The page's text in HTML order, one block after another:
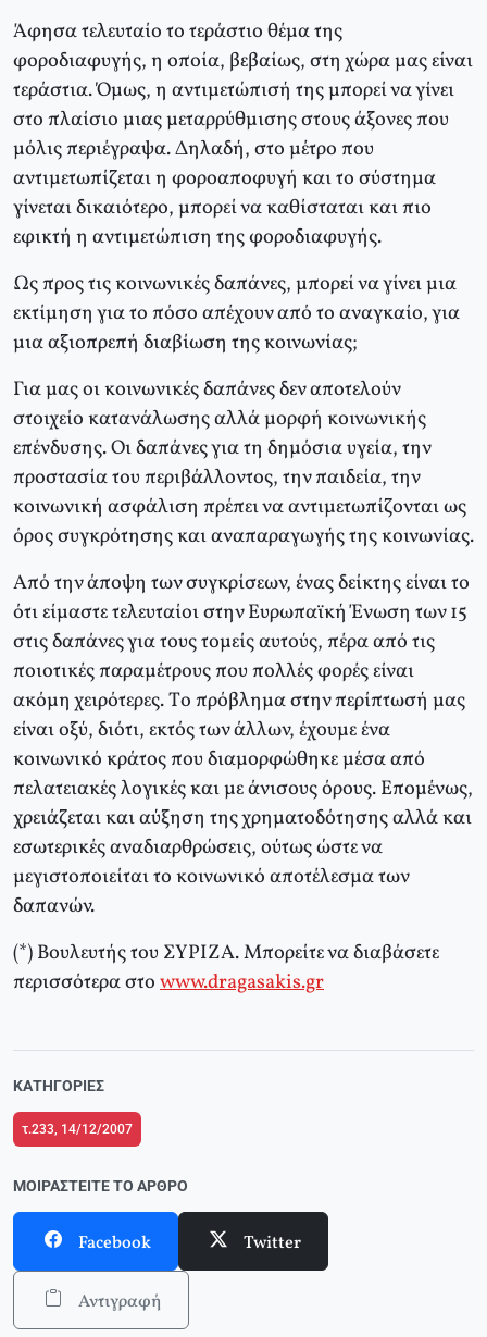
Άφησα τελευταίο το τεράστιο θέμα της
φοροδιαφυγής, η οποία, βεβαίως, στη χώρα μας είναι
τεράστια. Όμως, η αντιμετώπισή της μπορεί να γίνει
στο πλαίσιο μιας μεταρρύθμισης στους άξονες που
μόλις περιέγραψα. Δηλαδή, στο μέτρο που
αντιμετωπίζεται η φοροαποφυγή και το σύστημα
γίνεται δικαιότερο, μπορεί να καθίσταται και πιο
εφικτή η αντιμετώπιση της φοροδιαφυγής.
Ως προς τις κοινωνικές δαπάνες, μπορεί να γίνει μια
εκτίμηση για το πόσο απέχουν από το αναγκαίο, για
μια αξιοπρεπή διαβίωση της κοινωνίας;
Για μας οι κοινωνικές δαπάνες δεν αποτελούν
στοιχείο κατανάλωσης αλλά μορφή κοινωνικής
επένδυσης. Oι δαπάνες για τη δημόσια υγεία, την
προστασία του περιβάλλοντος, την παιδεία, την
κοινωνική ασφάλιση πρέπει να αντιμετωπίζονται ως
όρος συγκρότησης και αναπαραγωγής της κοινωνίας.
Aπό την άποψη των συγκρίσεων, ένας δείκτης είναι το
ότι είμαστε τελευταίοι στην Eυρωπαϊκή Ένωση των 15
στις δαπάνες για τους τομείς αυτούς, πέρα από τις
ποιοτικές παραμέτρους που πολλές φορές είναι
ακόμη χειρότερες. Tο πρόβλημα στην περίπτωσή μας
είναι οξύ, διότι, εκτός των άλλων, έχουμε ένα
κοινωνικό κράτος που διαμορφώθηκε μέσα από
πελατειακές λογικές και με άνισους όρους. Eπομένως,
χρειάζεται και αύξηση της χρηματοδότησης αλλά και
εσωτερικές αναδιαρθρώσεις, ούτως ώστε να
μεγιστοποιείται το κοινωνικό αποτέλεσμα των
δαπανών.
(*) Βουλευτής του ΣΥΡΙΖΑ. Μπορείτε να διαβάσετε
περισσότερα στοwww.dragasakis.gr
ΚΑΤΗΓΟΡΊΕΣ
τ.233, 14/12/2007
ΜΟΙΡΑΣΤΕΊΤΕ ΤΟ ΆΡΘΡΟ
Facebook Twitter
Αντιγραφή